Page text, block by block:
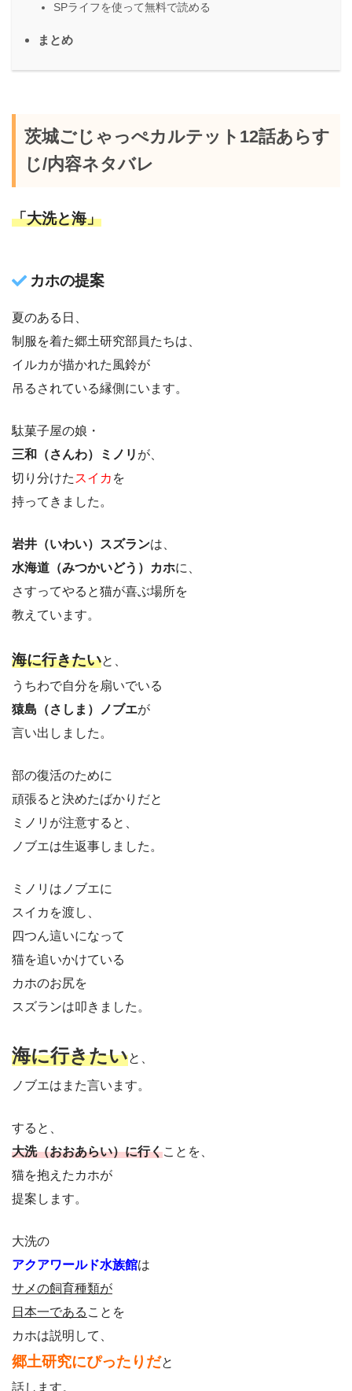
SPライフを使って無料で読める
まとめ
茨城ごじゃっぺカルテット12話あらす
じ/内容ネタバレ
「大洗と海」
カホの提案
夏のある日、
制服を着た郷土研究部員たちは、
イルカが描かれた風鈴が
吊るされている縁側にいます。
駄菓子屋の娘・
三和（さんわ）ミノリ が、
切り分けた スイカ を
持ってきました。
岩井（いわい）スズランは、
水海道（みつかいどう）カホに、
さすってやると猫が喜ぶ場所を
教えています。
海に行きたいと、
うちわで自分を扇いでいる
猿島（さしま）ノブエが
言い出しました。
部の復活のために
頑張ると決めたばかりだと
ミノリが注意すると、
ノブエは生返事しました。
ミノリはノブエに
スイカを渡し、
四つん這いになって
猫を追いかけている
カホのお尻を
スズランは叩きました。
海に行きたいと、
ノブエはまた言います。
すると、
大洗（おおあらい）に行くことを、
猫を抱えたカホが
提案します。
大洗の
アクアワールド水族館は
サメの飼育種類が
日本一である ことを
カホは説明して、
郷土研究にぴったりだと
話します。